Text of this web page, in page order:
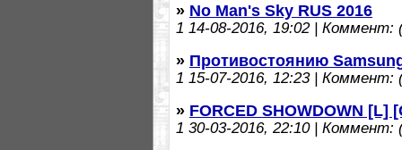
» No Man's Sky RUS 2016
1 14-08-2016, 19:02 | Коммент:
» Противостоянию
1 15-07-2016, 12:23 | Коммент:
» FORCED SHOWDOWN [L]
1 30-03-2016, 22:10 | Коммент: